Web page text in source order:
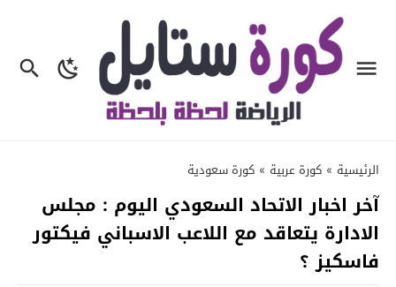
الرئيسية » كورة عربية » كورة سعودية
آخر اخبار الاتحاد السعودي اليوم : مجلس
الادارة يتعاقد مع اللاعب الاسباني فيكتور
فاسكيز ؟